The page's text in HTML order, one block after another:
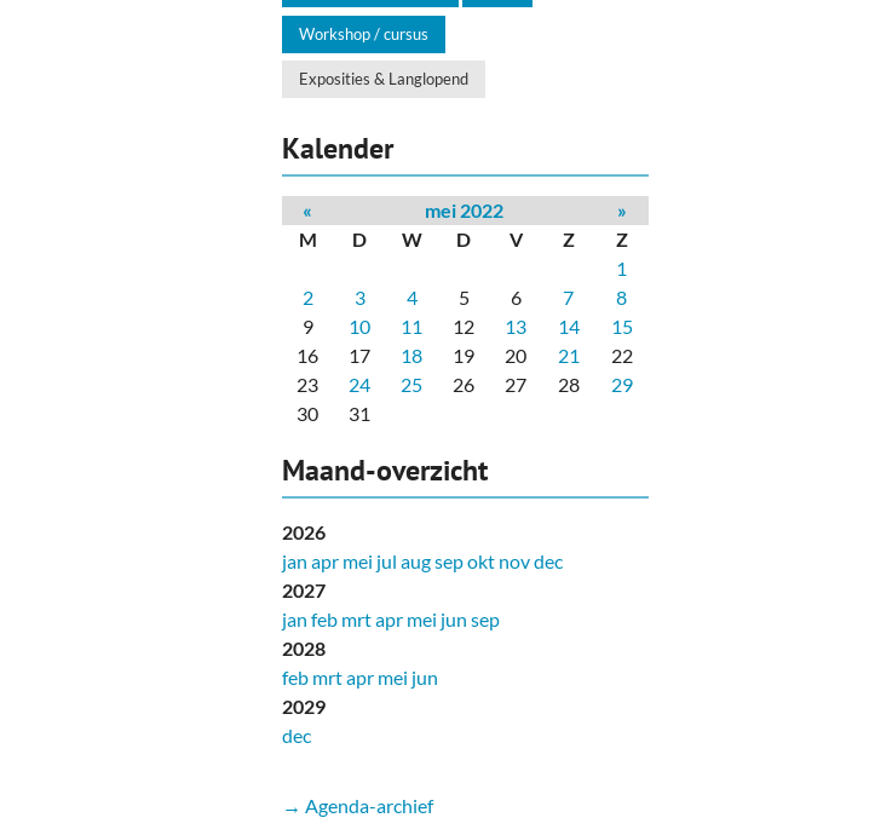
Workshop / cursus
Exposities & Langlopend
Kalender
« mei 2022
»
M
D W D V Z
Z
1
2
3 4 5 6 7
8
9
10 11 12 13 14
15
16
17 18 19 20 21
22
23
24 25 26 27 28
29
30
31
Maand-overzicht
2026
jan apr mei jul augsepokt novdec
2027
jan feb mrtapr mei jun sep
2028
feb mrtapr mei jun
2029
dec
→ Agenda-archief